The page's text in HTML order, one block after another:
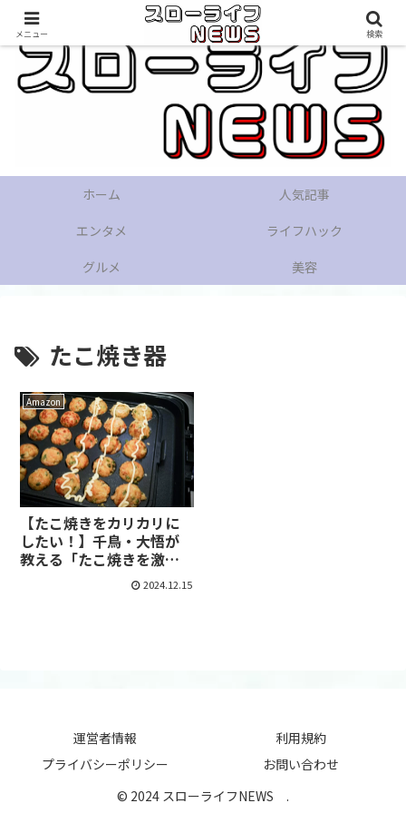
ホーム
人気記事
エンタメ
ライフハック
グルメ
美容
たこ焼き器
Amazon
【たこ焼きをカリカリに
したい！】千鳥・大悟が
教える「たこ焼きを激ウ
マにする方法」が超簡
単 どの家庭にもある“ア
2024.12.15
運営者情報
利用規約
プライバシーポリシー
お問い合わせ
© 2024 スローライフNEWS .
メニュー 検索